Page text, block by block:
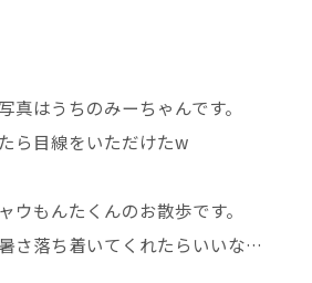
真はうちのみーちゃんです。
ら目線をいただけたw
ウもんたくんのお散歩です。
さ落ち着いてくれたらいいな…